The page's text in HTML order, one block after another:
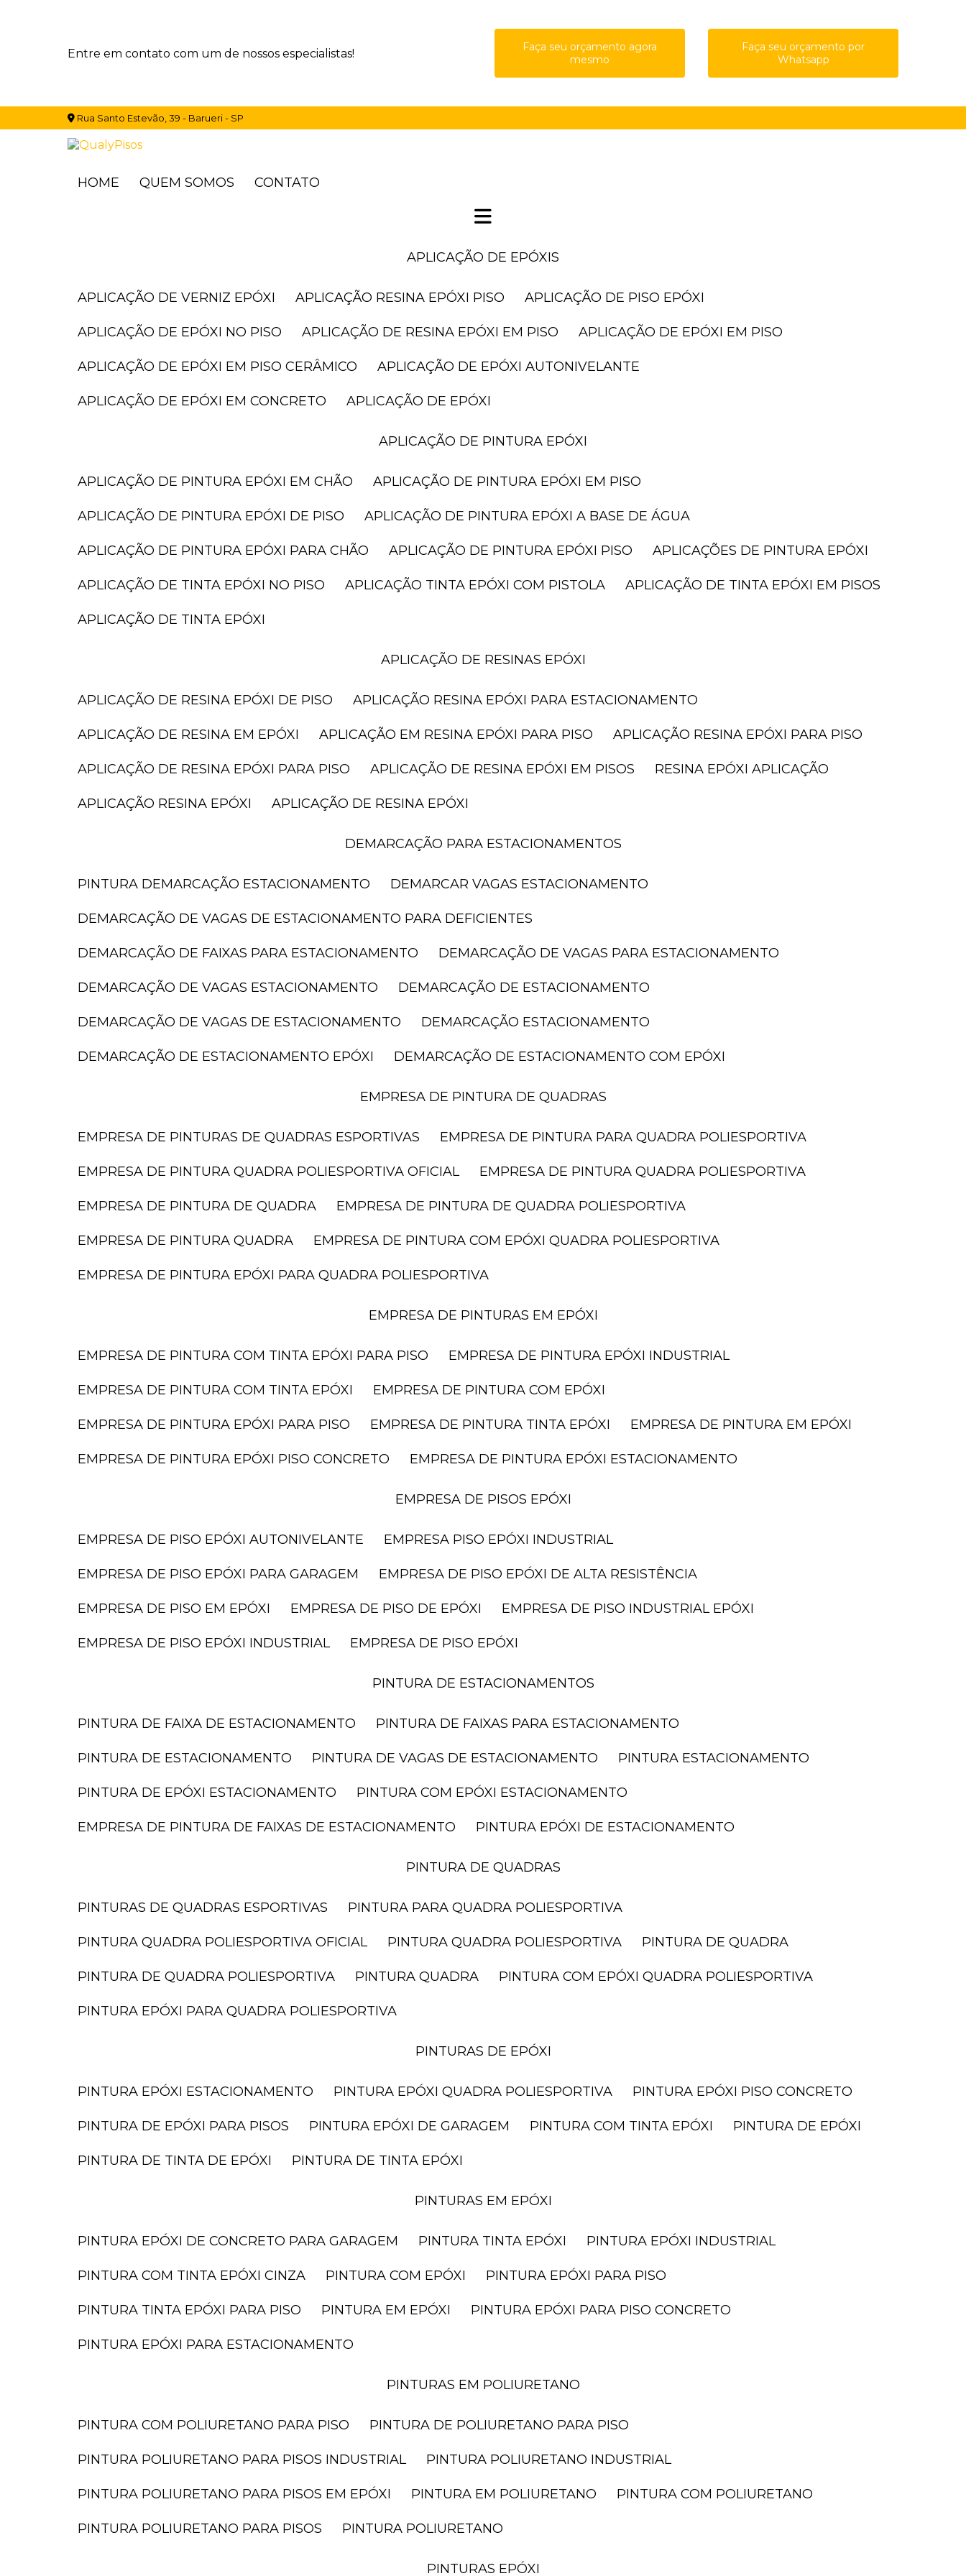
Entre em contato com um de nossos especialistas!
Faça seu orçamento agora
mesmo
Faça seu orçamento por
Whatsapp
Rua Santo Estevão, 39 - Barueri - SP
HOME QUEM SOMOS CONTATO
APLICAÇÃO DE EPÓXIS
APLICAÇÃO DE VERNIZ EPÓXI APLICAÇÃO RESINA EPÓXI PISO APLICAÇÃO DE PISO EPÓXI
APLICAÇÃO DE EPÓXI NO PISO APLICAÇÃO DE RESINA EPÓXI EM PISO APLICAÇÃO DE EPÓXI EM PISO
APLICAÇÃO DE EPÓXI EM PISO CERÂMICO APLICAÇÃO DE EPÓXI AUTONIVELANTE
APLICAÇÃO DE EPÓXI EM CONCRETO APLICAÇÃO DE EPÓXI
APLICAÇÃO DE PINTURA EPÓXI
APLICAÇÃO DE PINTURA EPÓXI EM CHÃO APLICAÇÃO DE PINTURA EPÓXI EM PISO
APLICAÇÃO DE PINTURA EPÓXI DE PISO APLICAÇÃO DE PINTURA EPÓXI A BASE DE ÁGUA
APLICAÇÃO DE PINTURA EPÓXI PARA CHÃO APLICAÇÃO DE PINTURA EPÓXI PISO APLICAÇÕES DE PINTURA EPÓXI
APLICAÇÃO DE TINTA EPÓXI NO PISO APLICAÇÃO TINTA EPÓXI COM PISTOLA APLICAÇÃO DE TINTA EPÓXI EM PISOS
APLICAÇÃO DE TINTA EPÓXI
APLICAÇÃO DE RESINAS EPÓXI
APLICAÇÃO DE RESINA EPÓXI DE PISO APLICAÇÃO RESINA EPÓXI PARA ESTACIONAMENTO
APLICAÇÃO DE RESINA EM EPÓXI APLICAÇÃO EM RESINA EPÓXI PARA PISO APLICAÇÃO RESINA EPÓXI PARA PISO
APLICAÇÃO DE RESINA EPÓXI PARA PISO APLICAÇÃO DE RESINA EPÓXI EM PISOS RESINA EPÓXI APLICAÇÃO
APLICAÇÃO RESINA EPÓXI APLICAÇÃO DE RESINA EPÓXI
DEMARCAÇÃO PARA ESTACIONAMENTOS
PINTURA DEMARCAÇÃO ESTACIONAMENTO DEMARCAR VAGAS ESTACIONAMENTO
DEMARCAÇÃO DE VAGAS DE ESTACIONAMENTO PARA DEFICIENTES
DEMARCAÇÃO DE FAIXAS PARA ESTACIONAMENTO DEMARCAÇÃO DE VAGAS PARA ESTACIONAMENTO
DEMARCAÇÃO DE VAGAS ESTACIONAMENTO DEMARCAÇÃO DE ESTACIONAMENTO
DEMARCAÇÃO DE VAGAS DE ESTACIONAMENTO DEMARCAÇÃO ESTACIONAMENTO
DEMARCAÇÃO DE ESTACIONAMENTO EPÓXI DEMARCAÇÃO DE ESTACIONAMENTO COM EPÓXI
EMPRESA DE PINTURA DE QUADRAS
EMPRESA DE PINTURAS DE QUADRAS ESPORTIVAS EMPRESA DE PINTURA PARA QUADRA POLIESPORTIVA
EMPRESA DE PINTURA QUADRA POLIESPORTIVA OFICIAL EMPRESA DE PINTURA QUADRA POLIESPORTIVA
EMPRESA DE PINTURA DE QUADRA EMPRESA DE PINTURA DE QUADRA POLIESPORTIVA
EMPRESA DE PINTURA QUADRA EMPRESA DE PINTURA COM EPÓXI QUADRA POLIESPORTIVA
EMPRESA DE PINTURA EPÓXI PARA QUADRA POLIESPORTIVA
EMPRESA DE PINTURAS EM EPÓXI
EMPRESA DE PINTURA COM TINTA EPÓXI PARA PISO EMPRESA DE PINTURA EPÓXI INDUSTRIAL
EMPRESA DE PINTURA COM TINTA EPÓXI EMPRESA DE PINTURA COM EPÓXI
EMPRESA DE PINTURA EPÓXI PARA PISO EMPRESA DE PINTURA TINTA EPÓXI EMPRESA DE PINTURA EM EPÓXI
EMPRESA DE PINTURA EPÓXI PISO CONCRETO EMPRESA DE PINTURA EPÓXI ESTACIONAMENTO
EMPRESA DE PISOS EPÓXI
EMPRESA DE PISO EPÓXI AUTONIVELANTE EMPRESA PISO EPÓXI INDUSTRIAL
EMPRESA DE PISO EPÓXI PARA GARAGEM EMPRESA DE PISO EPÓXI DE ALTA RESISTÊNCIA
EMPRESA DE PISO EM EPÓXI EMPRESA DE PISO DE EPÓXI EMPRESA DE PISO INDUSTRIAL EPÓXI
EMPRESA DE PISO EPÓXI INDUSTRIAL EMPRESA DE PISO EPÓXI
PINTURA DE ESTACIONAMENTOS
PINTURA DE FAIXA DE ESTACIONAMENTO PINTURA DE FAIXAS PARA ESTACIONAMENTO
PINTURA DE ESTACIONAMENTO PINTURA DE VAGAS DE ESTACIONAMENTO PINTURA ESTACIONAMENTO
PINTURA DE EPÓXI ESTACIONAMENTO PINTURA COM EPÓXI ESTACIONAMENTO
EMPRESA DE PINTURA DE FAIXAS DE ESTACIONAMENTO PINTURA EPÓXI DE ESTACIONAMENTO
PINTURA DE QUADRAS
PINTURAS DE QUADRAS ESPORTIVAS PINTURA PARA QUADRA POLIESPORTIVA
PINTURA QUADRA POLIESPORTIVA OFICIAL PINTURA QUADRA POLIESPORTIVA PINTURA DE QUADRA
PINTURA DE QUADRA POLIESPORTIVA PINTURA QUADRA PINTURA COM EPÓXI QUADRA POLIESPORTIVA
PINTURA EPÓXI PARA QUADRA POLIESPORTIVA
PINTURAS DE EPÓXI
PINTURA EPÓXI ESTACIONAMENTO PINTURA EPÓXI QUADRA POLIESPORTIVA PINTURA EPÓXI PISO CONCRETO
PINTURA DE EPÓXI PARA PISOS PINTURA EPÓXI DE GARAGEM PINTURA COM TINTA EPÓXI PINTURA DE EPÓXI
PINTURA DE TINTA DE EPÓXI PINTURA DE TINTA EPÓXI
PINTURAS EM EPÓXI
PINTURA EPÓXI DE CONCRETO PARA GARAGEM PINTURA TINTA EPÓXI PINTURA EPÓXI INDUSTRIAL
PINTURA COM TINTA EPÓXI CINZA PINTURA COM EPÓXI PINTURA EPÓXI PARA PISO
PINTURA TINTA EPÓXI PARA PISO PINTURA EM EPÓXI PINTURA EPÓXI PARA PISO CONCRETO
PINTURA EPÓXI PARA ESTACIONAMENTO
PINTURAS EM POLIURETANO
PINTURA COM POLIURETANO PARA PISO PINTURA DE POLIURETANO PARA PISO
PINTURA POLIURETANO PARA PISOS INDUSTRIAL PINTURA POLIURETANO INDUSTRIAL
PINTURA POLIURETANO PARA PISOS EM EPÓXI PINTURA EM POLIURETANO PINTURA COM POLIURETANO
PINTURA POLIURETANO PARA PISOS PINTURA POLIURETANO
PINTURAS EPÓXI